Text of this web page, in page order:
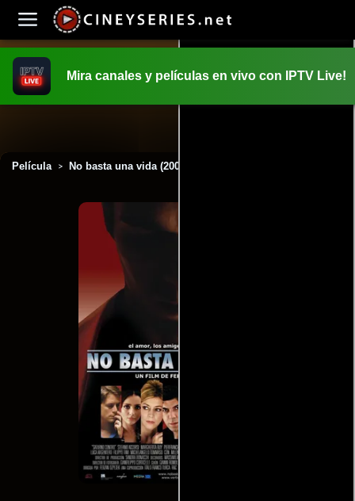
Mira canales y películas en vivo con IPTV Live!
Película > No basta una vida (2007)